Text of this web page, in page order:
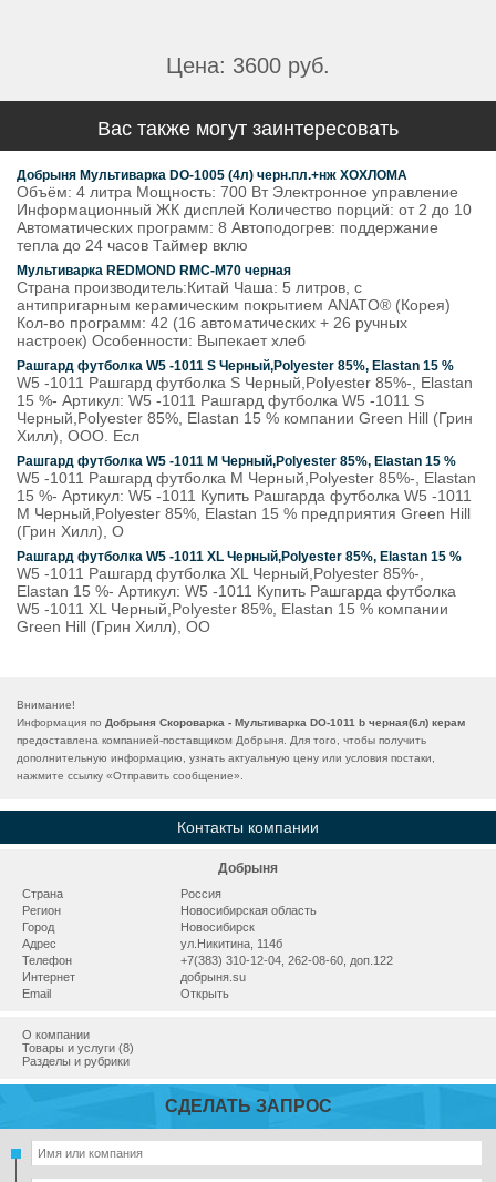
Цена: 3600 руб.
Вас также могут заинтересовать
Добрыня Мультиварка DO-1005 (4л) черн.пл.+нж ХОХЛОМА
Объём: 4 литра Мощность: 700 Вт Электронное управление
Информационный ЖК дисплей Количество порций: от 2 до 10
Автоматических программ: 8 Автоподогрев: поддержание
тепла до 24 часов Таймер вклю
Мультиварка REDMOND RMC-M70 черная
Страна производитель:Китай Чаша: 5 литров, с
антипригарным керамическим покрытием ANATO® (Корея)
Кол-во программ: 42 (16 автоматических + 26 ручных
настроек) Особенности: Выпекает хлеб
Рашгард футболка W5 -1011 S Черный,Polyester 85%, Elastan 15 %
W5 -1011 Рашгард футболка S Черный,Polyester 85%-, Elastan
15 %- Артикул: W5 -1011 Рашгард футболка W5 -1011 S
Черный,Polyester 85%, Elastan 15 % компании Green Hill (Грин
Хилл), ООО. Есл
Рашгард футболка W5 -1011 M Черный,Polyester 85%, Elastan 15 %
W5 -1011 Рашгард футболка M Черный,Polyester 85%-, Elastan
15 %- Артикул: W5 -1011 Купить Рашгарда футболка W5 -1011
М Черный,Polyester 85%, Elastan 15 % предприятия Green Hill
(Грин Хилл), О
Рашгард футболка W5 -1011 XL Черный,Polyester 85%, Elastan 15 %
W5 -1011 Рашгард футболка XL Черный,Polyester 85%-,
Elastan 15 %- Артикул: W5 -1011 Купить Рашгарда футболка
W5 -1011 XL Черный,Polyester 85%, Elastan 15 % компании
Green Hill (Грин Хилл), ОО
Внимание!
Информация по Добрыня Скороварка - Мультиварка DO-1011 b черная(6л) керам
предоставлена компанией-поставщиком Добрыня. Для того, чтобы получить
дополнительную информацию, узнать актуальную цену или условия постаки,
нажмите ссылку «Отправить сообщение».
Контакты компании
Добрыня
Страна
Россия
Регион
Новосибирская область
Город
Новосибирск
Адрес
ул.Никитина, 114б
Телефон
+7(383) 310-12-04, 262-08-60, доп.122
Интернет
добрыня.su
Email
Открыть
О компании
Товары и услуги (8)
Разделы и рубрики
СДЕЛАТЬ ЗАПРОС